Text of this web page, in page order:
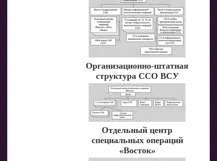
Организационно-штатная
структура ССО ВСУ
Отдельный центр
специальных операций
«Восток»